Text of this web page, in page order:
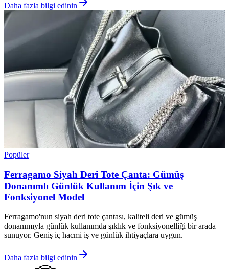
Daha fazla bilgi edinin
Popüler
Ferragamo Siyah Deri Tote Çanta: Gümüş
Donanımlı Günlük Kullanım İçin Şık ve
Fonksiyonel Model
Ferragamo'nun siyah deri tote çantası, kaliteli deri ve gümüş
donanımıyla günlük kullanımda şıklık ve fonksiyonelliği bir arada
sunuyor. Geniş iç hacmi iş ve günlük ihtiyaçlara uygun.
Daha fazla bilgi edinin